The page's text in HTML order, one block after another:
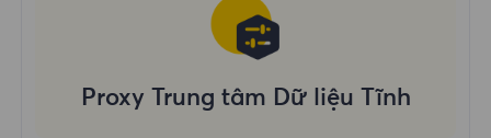
Proxy Trung tâm Dữ liệu Tĩnh